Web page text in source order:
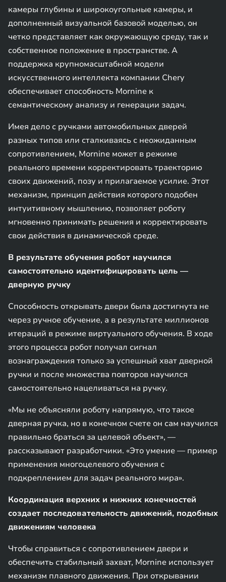
камеры глубины и широкоугольные камеры, и
дополненный визуальной базовой моделью, он
четко представляет как окружающую среду, так и
собственное положение в пространстве. А
поддержка крупномасштабной модели
искусственного интеллекта компании Chery
обеспечивает способность Mornine к
семантическому анализу и генерации задач.
Имея дело с ручками автомобильных дверей
разных типов или сталкиваясь с неожиданным
сопротивлением, Mornine может в режиме
реального времени корректировать траекторию
своих движений, позу и прилагаемое усилие. Этот
механизм, принцип действия которого подобен
интуитивному мышлению, позволяет роботу
мгновенно принимать решения и корректировать
свои действия в динамической среде.
В результате обучения робот научился
самостоятельно идентифицировать цель —
дверную ручку
Способность открывать двери была достигнута не
через ручное обучение, а в результате миллионов
итераций в режиме виртуального обучения. В ходе
этого процесса робот получал сигнал
вознаграждения только за успешный хват дверной
ручки и после множества повторов научился
самостоятельно нацеливаться на ручку.
«Мы не объясняли роботу напрямую, что такое
дверная ручка, но в конечном счете он сам научился
правильно браться за целевой объект», —
рассказывают разработчики. «Это умение — пример
применения многоцелевого обучения с
подкреплением для задач реального мира».
Координация верхних и нижних конечностей
создает последовательность движений, подобных
движениям человека
Чтобы справиться с сопротивлением двери и
обеспечить стабильный захват, Mornine использует
механизм плавного движения. При открывании